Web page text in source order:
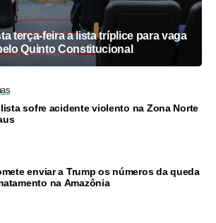
terça-feira a lista tríplice para vaga
Quinto Constitucional
sofre acidente violento na Zona Norte
enviar a Trump os números da queda
na Amazônia